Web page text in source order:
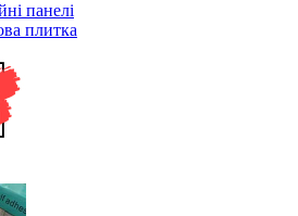
панелі
плитка